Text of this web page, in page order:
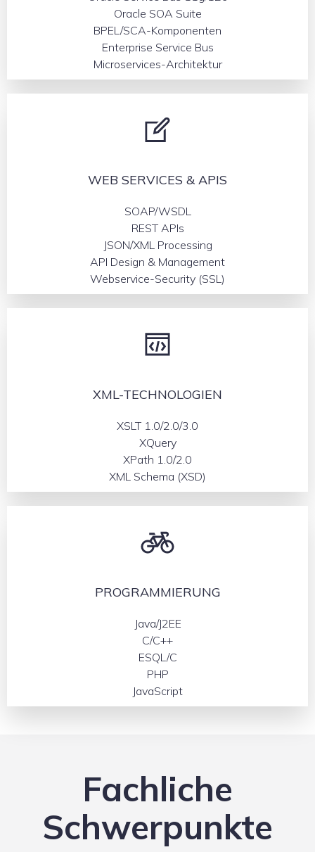
Oracle SOA Suite
BPEL/SCA-Komponenten
Enterprise Service Bus
Microservices-Architektur
WEB SERVICES & APIS
SOAP/WSDL
REST APIs
JSON/XML Processing
API Design & Management
Webservice-Security (SSL)
XML-TECHNOLOGIEN
XSLT 1.0/2.0/3.0
XQuery
XPath 1.0/2.0
XML Schema (XSD)
PROGRAMMIERUNG
Java/J2EE
C/C++
ESQL/C
PHP
JavaScript
Fachliche
Schwerpunkte